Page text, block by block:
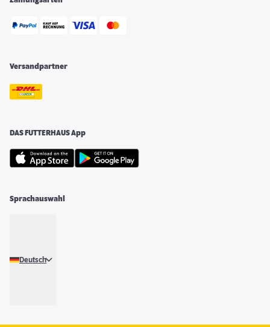
Versandpartner
DAS FUTTERHAUS App
Sprachauswahl
Deutsch